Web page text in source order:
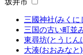
坂井市
三國神社(みくに
三国の古い町並
東尋坊(とうじん
大湊(おおみなと